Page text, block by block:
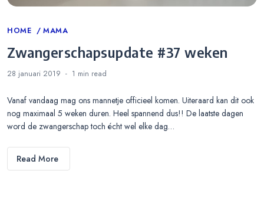
Categories
HOME MAMA
Zwangerschapsupdate #37 weken
28 januari 2019 1 min read
Vanaf vandaag mag ons mannetje officieel komen. Uiteraard kan dit ook
nog maximaal 5 weken duren. Heel spannend dus!! De laatste dagen
word de zwangerschap toch écht wel elke dag…
Read More